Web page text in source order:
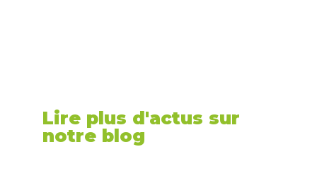
Lire plus d'actus sur
notre blog